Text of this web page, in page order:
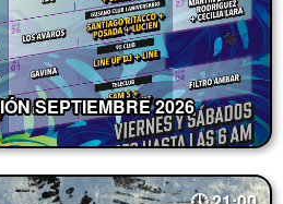
SEPTIEMBRE 2026